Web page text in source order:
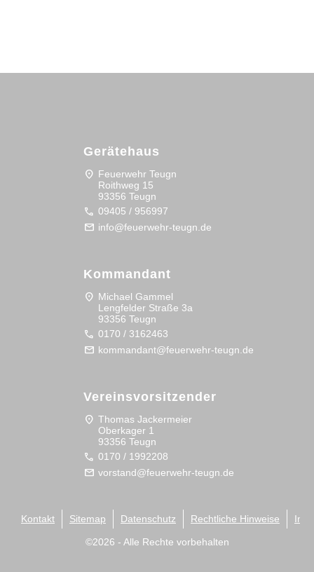
Gerätehaus
location_on Feuerwehr Teugn
Roithweg 15
93356 Teugn
call 09405 / 956997
mail info@feuerwehr-teugn.de
Kommandant
location_on Michael Gammel
Lengfelder Straße 3a
93356 Teugn
call 0170 / 3162463
mail kommandant@feuerwehr-teugn.de
Vereinsvorsitzender
location_on Thomas Jackermeier
Oberkager 1
93356 Teugn
call 0170 / 1992208
mail vorstand@feuerwehr-teugn.de
©2026 - Alle Rechte vorbehalten
Kontakt Sitemap Datenschutz Rechtliche Hinweise